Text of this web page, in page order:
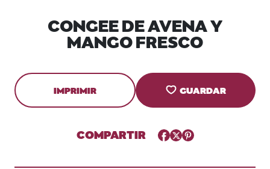
CONGEE DE AVENA Y
MANGO FRESCO
IMPRIMIR GUARDAR
COMPARTIR Facebook
TwitterPinterest